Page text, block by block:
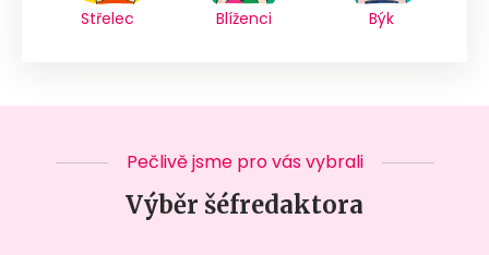
Střelec Blíženci Býk
Pečlivě jsme pro vás vybrali
Výběr šéfredaktora